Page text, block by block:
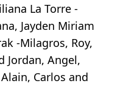
La Torre -
Jayden Miriam
-Milagros, Roy,
Jordan, Angel,
Carlos and